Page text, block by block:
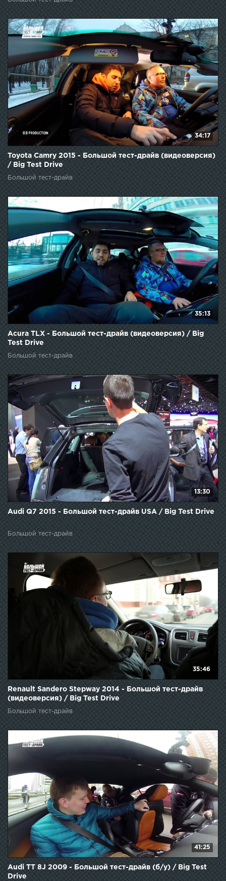
34:17
Toyota Camry 2015 - Большой тест-драйв (видеоверсия)
/ Big Test Drive
Большой тест-драйв
35:13
Acura TLX - Большой тест-драйв (видеоверсия) / Big
Test Drive
Большой тест-драйв
13:30
Audi Q7 2015 - Большой тест-драйв USA / Big Test Drive
Большой тест-драйв
35:46
Renault Sandero Stepway 2014 - Большой тест-драйв
(видеоверсия) / Big Test Drive
Большой тест-драйв
41:25
Audi TT 8J 2009 - Большой тест-драйв (б/у) / Big Test
Drive